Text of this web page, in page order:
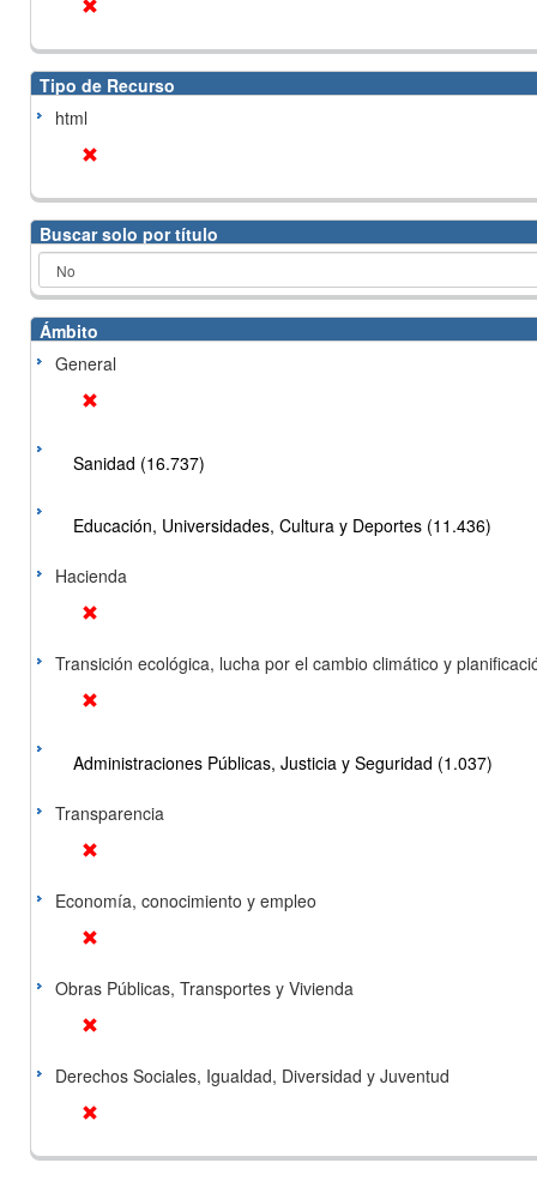
Tipo de Recurso
html
Buscar solo por título
Ámbito
General
Sanidad (16.737)
Educación, Universidades, Cultura y Deportes (11.436)
Hacienda
Transición ecológica, lucha por el cambio climático y
Administraciones Públicas, Justicia y Seguridad (1.037)
Transparencia
Economía, conocimiento y empleo
Obras Públicas, Transportes y Vivienda
Derechos Sociales, Igualdad, Diversidad y Juventud